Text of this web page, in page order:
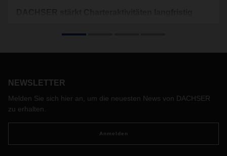
NEWSLETTER
Melden Sie sich hier an, um die neuesten News von DACHSER
zu erhalten.
Anmelden